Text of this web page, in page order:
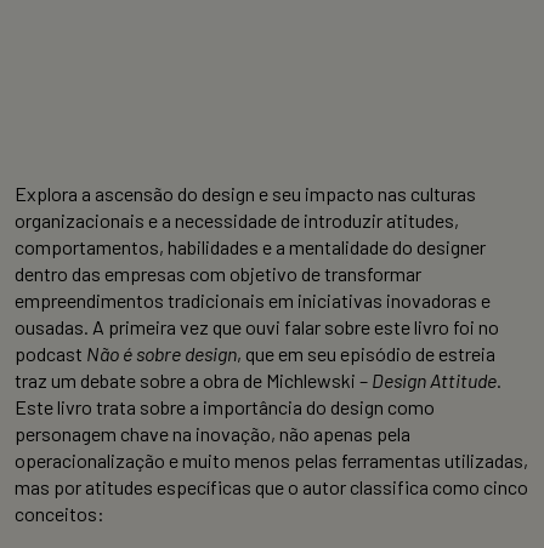
Explora a ascensão do design e seu impacto nas culturas
organizacionais e a necessidade de introduzir atitudes,
comportamentos, habilidades e a mentalidade do designer
dentro das empresas com objetivo de transformar
empreendimentos tradicionais em iniciativas inovadoras e
ousadas. A primeira vez que ouvi falar sobre este livro foi no
podcast Não é sobre design, que em seu episódio de estreia
traz um debate sobre a obra de Michlewski – Design Attitude.
Este livro trata sobre a importância do design como
personagem chave na inovação, não apenas pela
operacionalização e muito menos pelas ferramentas utilizadas,
mas por atitudes específicas que o autor classifica como cinco
conceitos: